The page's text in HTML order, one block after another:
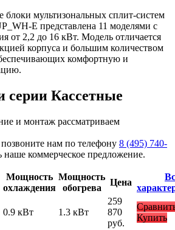
блоки мультизональных сплит-систем
E представлена 11 моделями с
от 2,2 до 16 кВт. Модель отличается
корпуса и большим количеством
комфортную и
Кассетные
и монтаж рассматриваем
нам по телефону 8 (495) 740-
наше коммерческое предложение.
Мощность
охлаждения
Мощность
обогрева
Цена
0.9 кВт 1.3 кВт
259
870
руб.
Купить